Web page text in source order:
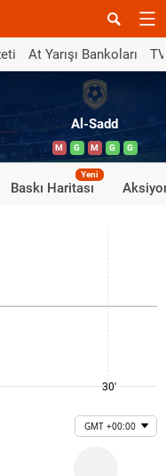
At Yarışı Bankoları
Al-Sadd
M G M G G
Baskı Haritası
Yeni
30'
GMT +00:00